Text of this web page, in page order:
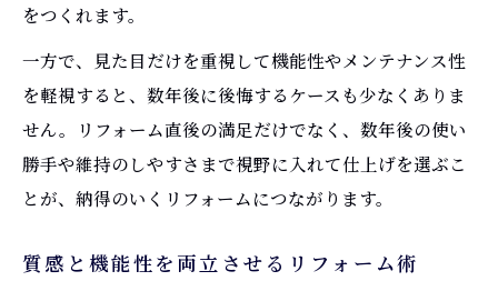
複合改修を活かしたリフォームと補助金対
策
工事負担を減らすリフォーム戦略とは
リフォームで工事負担を減らす具体的戦略
リフォーム補助金で工事費用負担を軽減す
る方法
をつくれます。
一方で、見た目だけを重視して機能性やメンテナンス性
を軽視すると、数年後に後悔するケースも少なくありま
せん。リフォーム直後の満足だけでなく、数年後の使い
勝手や維持のしやすさまで視野に入れて仕上げを選ぶこ
とが、納得のいくリフォームにつながります。
質感と機能性を両立させるリフォーム術